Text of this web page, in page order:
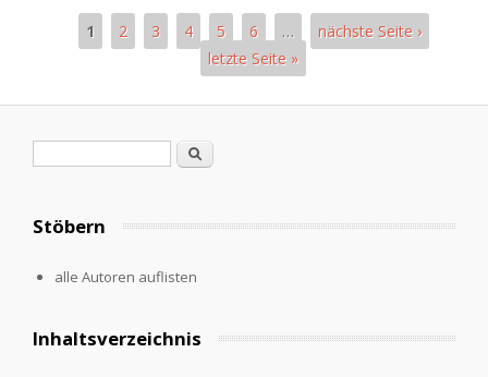
1 2 3 4 5 6 …
nächste Seite ›
letzte Seite »
Search
Stöbern
alle Autoren auflisten
Inhaltsverzeichnis